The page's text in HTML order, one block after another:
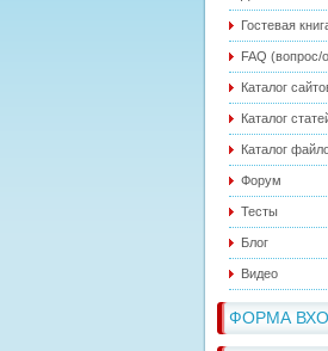
Гостевая
FAQ (вопрос/
Каталог
Каталог
Каталог
Форум
Тесты
Блог
Видео
ФОРМА